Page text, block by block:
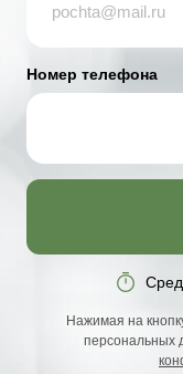
Номер телефона
Нажимая на
персональных